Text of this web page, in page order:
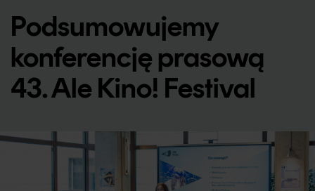
Podsumowujemy
konferencję prasową
43. Ale Kino! Festival